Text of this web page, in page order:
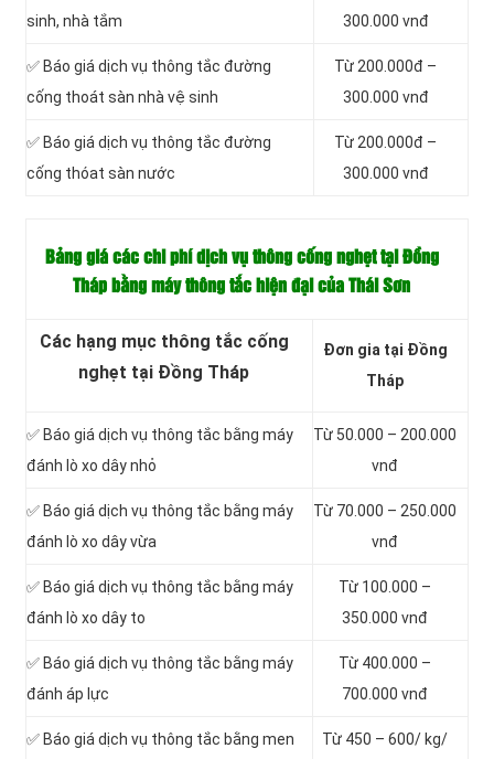
sinh, nhà tắm
300.000 vnđ
✅ Báo giá dịch vụ thông tắc đường
cống thoát sàn nhà vệ sinh
Từ 200.000đ –
300.000 vnđ
✅ Báo giá dịch vụ thông tắc đường
cống thóat sàn nước
Từ 200.000đ –
300.000 vnđ
Bảng giá các chi phí dịch vụ thông cống nghẹt tại Đồng
Tháp bằng máy thông tắc hiện đại của Thái Sơn
Các hạng mục thông tắc cống
nghẹt tại Đồng Tháp
Đơn gia tại Đồng
Tháp
✅ Báo giá dịch vụ thông tắc bằng máy
đánh lò xo dây nhỏ
Từ 50.000 – 200.000
vnđ
✅ Báo giá dịch vụ thông tắc bằng máy
đánh lò xo dây vừa
Từ 70.000 – 250.000
vnđ
✅ Báo giá dịch vụ thông tắc bằng máy
đánh lò xo dây to
Từ 100.000 –
350.000 vnđ
✅ Báo giá dịch vụ thông tắc bằng máy
đánh áp lực
Từ 400.000 –
700.000 vnđ
✅ Báo giá dịch vụ thông tắc bằng men
Từ 450 – 600/ kg/